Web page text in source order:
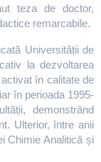
teza de doctor,
remarcabile.
Universității de
la dezvoltarea
în calitate de
în perioada 1995-
demonstrând
Ulterior, între anii
Chimie Analitică și